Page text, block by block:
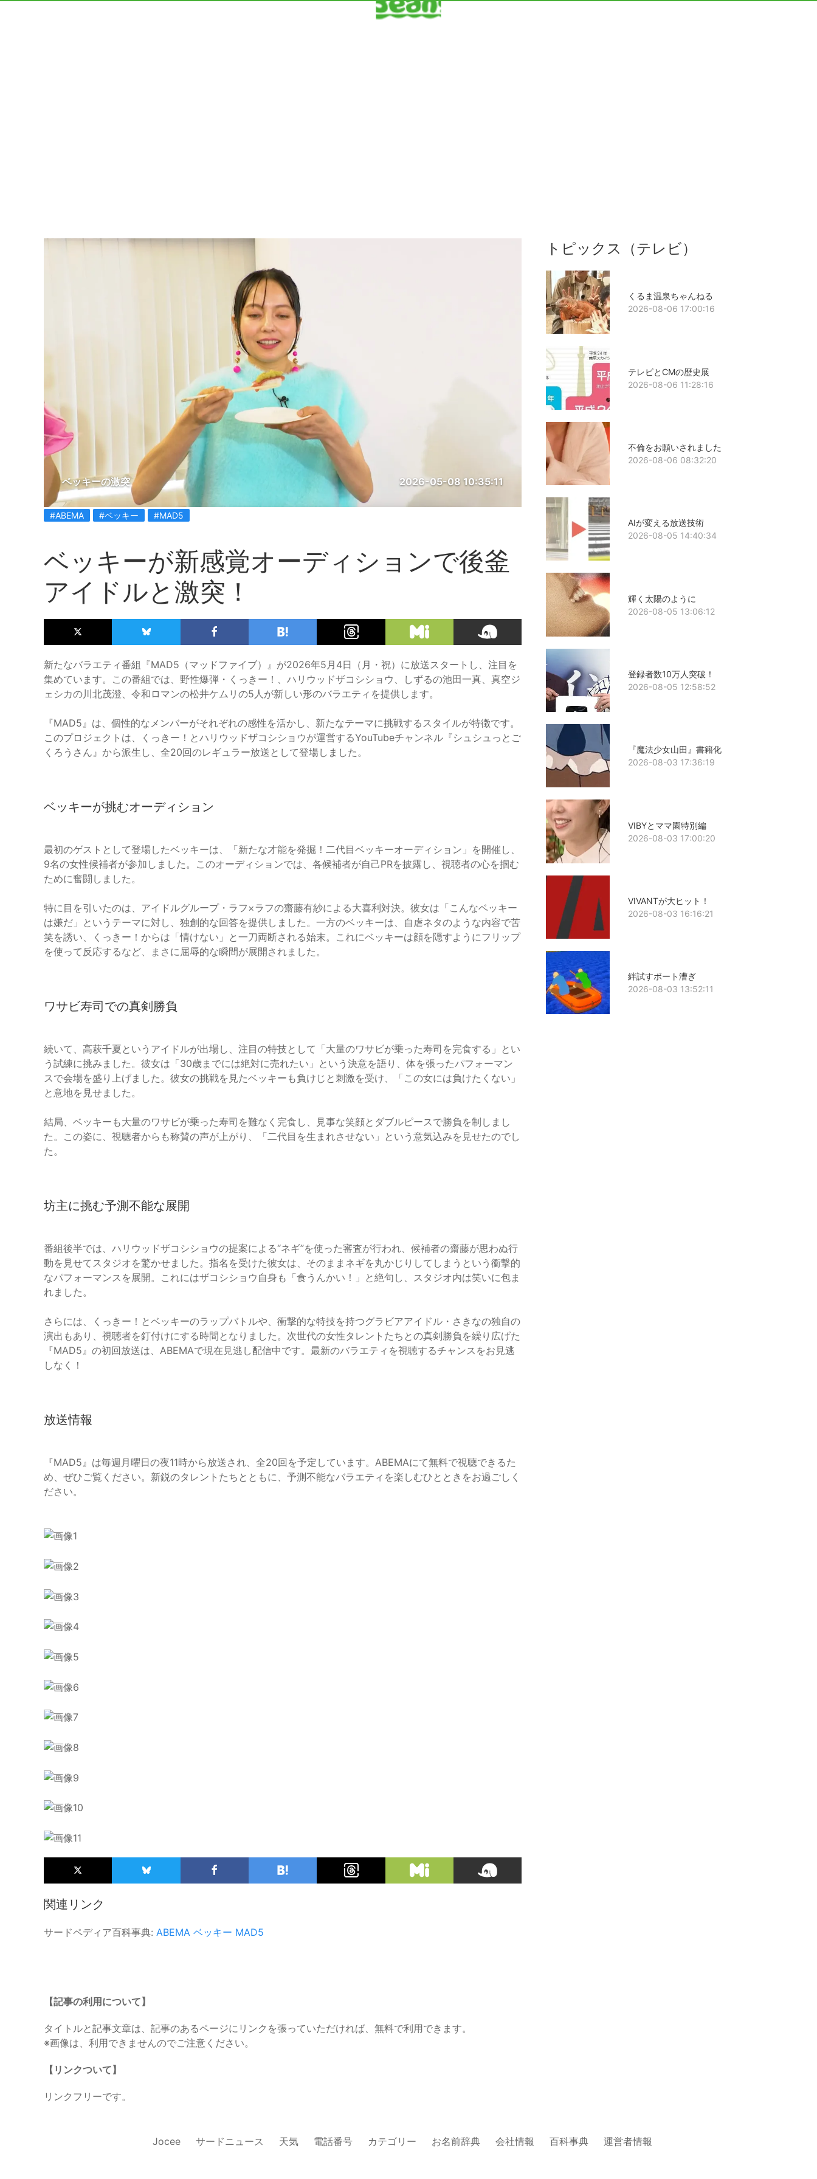
ベッキーの激突 2026-05-08 10:35:11
#ABEMA #ベッキー #MAD5
ベッキーが新感覚オーディションで後釜
アイドルと激突！
新たなバラエティ番組『MAD5（マッドファイブ）』が2026年5月4日（月・祝）に放送スタートし、注目を
集めています。この番組では、野性爆弾・くっきー！、ハリウッドザコシショウ、しずるの池田一真、真空ジ
ェシカの川北茂澄、令和ロマンの松井ケムリの5人が新しい形のバラエティを提供します。
『MAD5』は、個性的なメンバーがそれぞれの感性を活かし、新たなテーマに挑戦するスタイルが特徴です。
このプロジェクトは、くっきー！とハリウッドザコシショウが運営するYouTubeチャンネル『シュシュっとご
くろうさん』から派生し、全20回のレギュラー放送として登場しました。
ベッキーが挑むオーディション
最初のゲストとして登場したベッキーは、「新たな才能を発掘！二代目ベッキーオーディション」を開催し、
9名の女性候補者が参加しました。このオーディションでは、各候補者が自己PRを披露し、視聴者の心を掴む
ために奮闘しました。
特に目を引いたのは、アイドルグループ・ラフ×ラフの齋藤有紗による大喜利対決。彼女は「こんなベッキー
は嫌だ」というテーマに対し、独創的な回答を提供しました。一方のベッキーは、自虐ネタのような内容で苦
笑を誘い、くっきー！からは「情けない」と一刀両断される始末。これにベッキーは顔を隠すようにフリップ
を使って反応するなど、まさに屈辱的な瞬間が展開されました。
ワサビ寿司での真剣勝負
続いて、高萩千夏というアイドルが出場し、注目の特技として「大量のワサビが乗った寿司を完食する」とい
う試練に挑みました。彼女は「30歳までには絶対に売れたい」という決意を語り、体を張ったパフォーマン
スで会場を盛り上げました。彼女の挑戦を見たベッキーも負けじと刺激を受け、「この女には負けたくない」
と意地を見せました。
結局、ベッキーも大量のワサビが乗った寿司を難なく完食し、見事な笑顔とダブルピースで勝負を制しまし
た。この姿に、視聴者からも称賛の声が上がり、「二代目を生まれさせない」という意気込みを見せたのでし
た。
坊主に挑む予測不能な展開
番組後半では、ハリウッドザコシショウの提案による“ネギ”を使った審査が行われ、候補者の齋藤が思わぬ行
動を見せてスタジオを驚かせました。指名を受けた彼女は、そのままネギを丸かじりしてしまうという衝撃的
なパフォーマンスを展開。これにはザコシショウ自身も「食うんかい！」と絶句し、スタジオ内は笑いに包ま
れました。
さらには、くっきー！とベッキーのラップバトルや、衝撃的な特技を持つグラビアアイドル・さきなの独自の
演出もあり、視聴者を釘付けにする時間となりました。次世代の女性タレントたちとの真剣勝負を繰り広げた
『MAD5』の初回放送は、ABEMAで現在見逃し配信中です。最新のバラエティを視聴するチャンスをお見逃
しなく！
放送情報
『MAD5』は毎週月曜日の夜11時から放送され、全20回を予定しています。ABEMAにて無料で視聴できるた
め、ぜひご覧ください。新鋭のタレントたちとともに、予測不能なバラエティを楽しむひとときをお過ごしく
ださい。
関連リンク
サードペディア百科事典: ABEMA ベッキー MAD5
トピックス（テレビ）
くるま温泉ちゃんねる
2026-08-06 17:00:16
テレビとCMの歴史展
2026-08-06 11:28:16
不倫をお願いされました
2026-08-06 08:32:20
AIが変える放送技術
2026-08-05 14:40:34
輝く太陽のように
2026-08-05 13:06:12
登録者数10万人突破！
2026-08-05 12:58:52
『魔法少女山田』書籍化
2026-08-03 17:36:19
VIBYとママ園特別編
2026-08-03 17:00:20
VIVANTが大ヒット！
2026-08-03 16:16:21
絆試すボート漕ぎ
2026-08-03 13:52:11
【記事の利用について】
タイトルと記事文章は、記事のあるページにリンクを張っていただければ、無料で利用できます。
※画像は、利用できませんのでご注意ください。
【リンクついて】
リンクフリーです。
Jocee サードニュース 天気 電話番号 カテゴリー お名前辞典 会社情報 百科事典 運営者情報